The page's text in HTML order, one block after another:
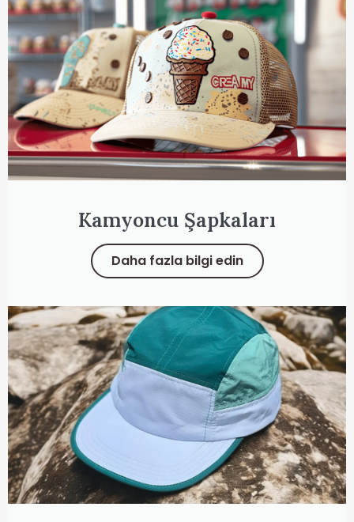
Kamyoncu Şapkaları
Daha fazla bilgi edin